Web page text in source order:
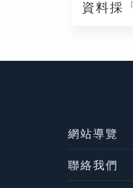
資料採「
網站導覽
聯絡我們